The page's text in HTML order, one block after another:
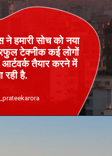
हमारी सोच को नया
टेक्‍नीक कई लोगों
तैयार करने में
रही है.